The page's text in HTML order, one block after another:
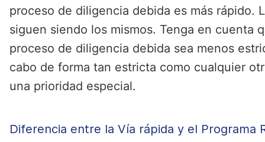
proceso de diligencia debida es más rápido.
siguen siendo los mismos. Tenga en cuenta
proceso de diligencia debida sea menos
cabo de forma tan estricta como cualquier
una prioridad especial.
Diferencia entre la Vía rápida y el Programa